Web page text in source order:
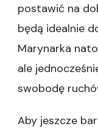
postawić na
będą idealnie
Marynarka
ale
swobodę
Aby jeszcze